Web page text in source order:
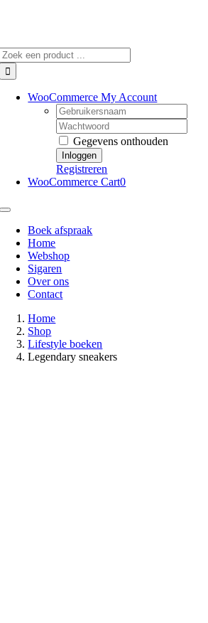
WooCommerce My Account
Username:
Wachtwoord:
Gegevens onthouden
Registreren
WooCommerce Cart0
Toggle
NavigationBoek afspraak
Home
Webshop
Sigaren
Over ons
Contact
Home
Shop
Lifestyle boeken
Legendary sneakers